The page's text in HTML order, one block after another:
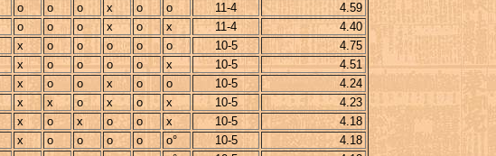
o o o x o o 11-4
4.59
o o o x o x 11-4
4.40
x o o o o o 10-5
4.75
x o o o o x 10-5
4.51
x o o x o o 10-5
4.24
x x o x o x 10-5
4.23
x o x o o x 10-5
4.18
x o o o o o° 10-5
4.18